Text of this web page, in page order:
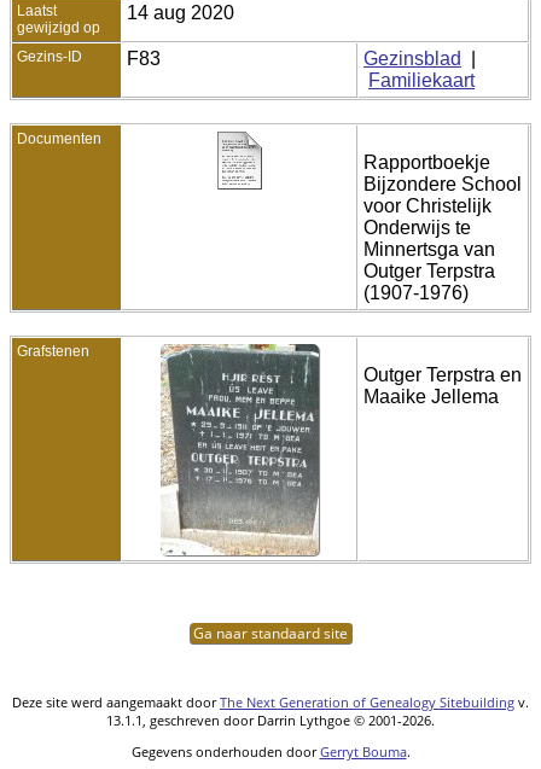
Laatst
gewijzigd op
14 aug 2020
Gezins-ID F83 Gezinsblad
Familiekaart
Documenten
Rapportboekje
Bijzondere School
voor Christelijk
Onderwijs te
Minnertsga van
Outger Terpstra
(1907-1976)
Grafstenen
Outger Terpstra en
Maaike Jellema
Ga naar standaard site
Deze site werd aangemaakt doorThe Next Generation of Genealogy Sitebuilding v.
13.1.1, geschreven door Darrin Lythgoe © 2001-2026.
Gegevens onderhouden doorGerryt Bouma.